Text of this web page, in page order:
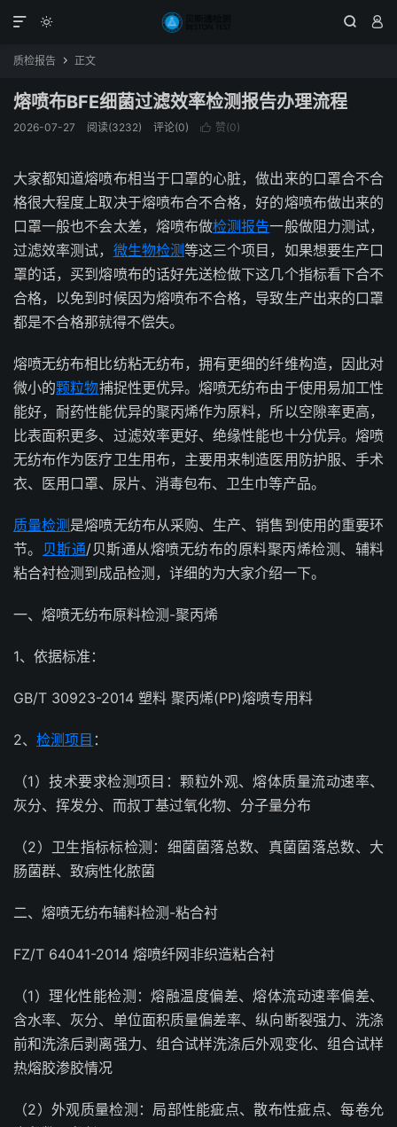
  

质检报告  正文
熔喷布BFE细菌过滤效率检测报告办理流程
2026-07-27 阅读(3232) 评论(0)  赞(0)
大家都知道熔喷布相当于口罩的心脏，做出来的口罩合不合
格很大程度上取决于熔喷布合不合格，好的熔喷布做出来的
口罩一般也不会太差，熔喷布做检测报告一般做阻力测试，
过滤效率测试， 微生物检测等这三个项目，如果想要生产口
罩的话，买到熔喷布的话好先送检做下这几个指标看下合不
合格，以免到时候因为熔喷布不合格，导致生产出来的口罩
都是不合格那就得不偿失。
熔喷无纺布相比纺粘无纺布，拥有更细的纤维构造，因此对
微小的颗粒物捕捉性更优异。熔喷无纺布由于使用易加工性
能好，耐药性能优异的聚丙烯作为原料，所以空隙率更高，
比表面积更多、过滤效率更好、绝缘性能也十分优异。熔喷
无纺布作为医疗卫生用布，主要用来制造医用防护服、手术
衣、医用口罩、尿片、消毒包布、卫生巾等产品。
质量检测 是熔喷无纺布从采购、生产、销售到使用的重要环
节。
贝斯通/贝斯通从熔喷无纺布的原料聚丙烯检测、辅料
粘合衬检测到成品检测，详细的为大家介绍一下。
一、熔喷无纺布原料检测-聚丙烯
1、依据标准：
GB/T 30923-2014 塑料 聚丙烯(PP)熔喷专用料
2、 检测项目 ：
（1）技术要求检测项目：颗粒外观、熔体质量流动速率、
灰分、挥发分、而叔丁基过氧化物、分子量分布
（2）卫生指标标检测：细菌菌落总数、真菌菌落总数、大
肠菌群、致病性化脓菌
二、熔喷无纺布辅料检测-粘合衬
FZ/T 64041-2014 熔喷纤网非织造粘合衬
（1）理化性能检测：熔融温度偏差、熔体流动速率偏差、
含水率、灰分、单位面积质量偏差率、纵向断裂强力、洗涤
前和洗涤后剥离强力、组合试样洗涤后外观变化、组合试样
热熔胶渗胶情况
（2）外观质量检测：局部性能疵点、散布性疵点、每卷允